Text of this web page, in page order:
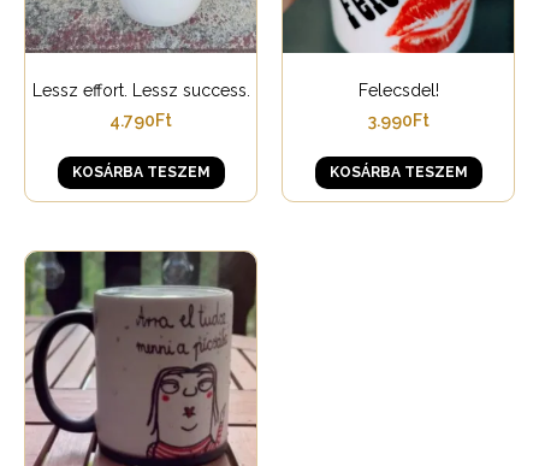
Lessz effort. Lessz success.
4.790Ft
KOSÁRBA TESZEM
Felecsdel!
3.990Ft
KOSÁRBA TESZEM